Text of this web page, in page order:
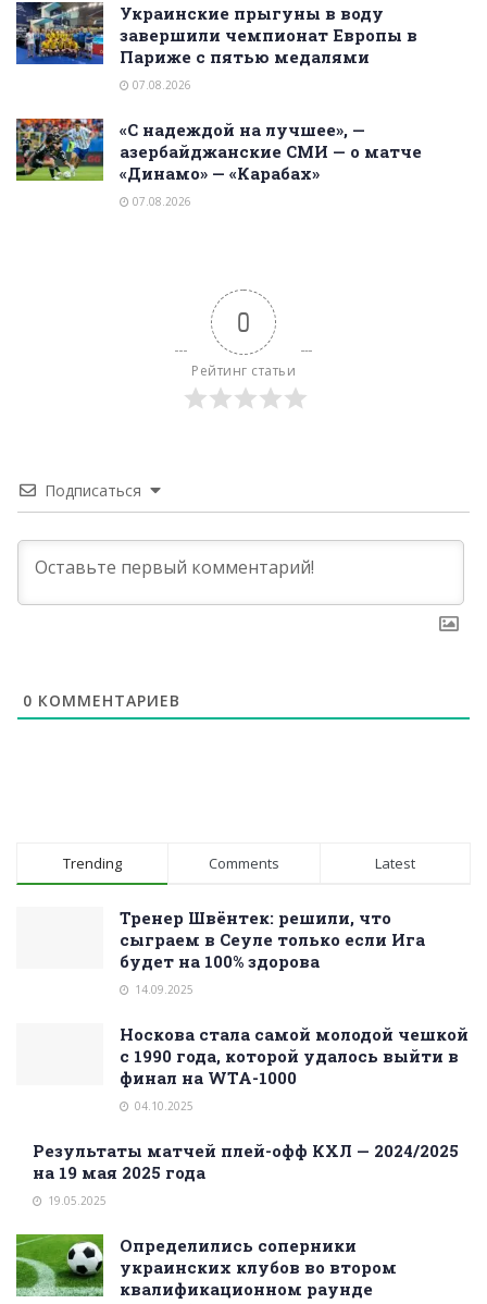
Украинские прыгуны в воду
завершили чемпионат Европы в
Париже с пятью медалями
07.08.2026
«С надеждой на лучшее», —
азербайджанские СМИ — о матче
«Динамо» — «Карабах»
07.08.2026
0
Рейтинг статьи
Подписаться
0 КОММЕНТАРИЕВ
Trending Comments Latest
Тренер Швёнтек: решили, что
сыграем в Сеуле только если Ига
будет на 100% здорова
14.09.2025
Носкова стала самой молодой чешкой
с 1990 года, которой удалось выйти в
финал на WTA-1000
04.10.2025
Результаты матчей плей-офф КХЛ — 2024/2025
на 19 мая 2025 года
19.05.2025
Определились соперники
украинских клубов во втором
квалификационном раунде